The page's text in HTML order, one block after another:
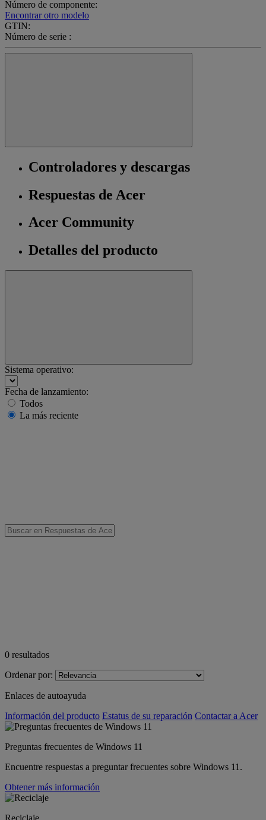
Número de componente:
Encontrar otro modelo
GTIN:
Número de serie :
Controladores y descargas
Respuestas de Acer
Acer Community
Detalles del producto
Sistema operativo:
Fecha de lanzamiento:
Todos
La más reciente
0 resultados
Ordenar por:
Enlaces de autoayuda
Información del producto Estatus de su reparación Contactar a Acer
Preguntas frecuentes de Windows 11
Encuentre respuestas a preguntar frecuentes sobre Windows 11.
Obtener más información